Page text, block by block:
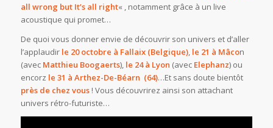
all wrong but It’s all right« , notamment grâce à un live
acoustique qui promet…
De quoi vous donner envie de découvrir son univers et d’aller
l’applaudir le 20 octobre à Fallaix (Belgique), le 21 à Mâcon
(avec Matthieu Boogaerts), le 24 à Lyon (avec Elephanz) ou
encorz le 31 à Arthez-De-Béarn (64)…Et sans doute bientôt
près de chez vous! Vous découvrirez ainsi son attachant
univers rétro-futuriste…